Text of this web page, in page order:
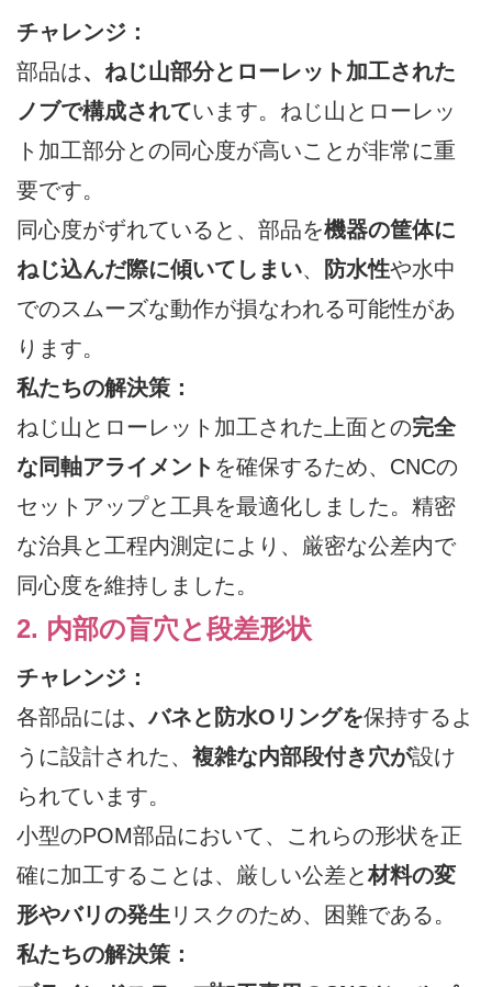
チャレンジ：
部品は、ねじ山部分とローレット加工された
ノブで構成されています。ねじ山とローレッ
ト加工部分との同心度が高いことが非常に重
要です。
同心度がずれていると、部品を機器の筐体に
ねじ込んだ際に傾いてしまい、 防水性や水中
でのスムーズな動作が損なわれる可能性があ
ります。
私たちの解決策：
ねじ山とローレット加工された上面との完全
な同軸アライメント を確保するため、CNCの
セットアップと工具を最適化しました。精密
な治具と工程内測定により、厳密な公差内で
同心度を維持しました。
2. 内部の盲穴と段差形状
チャレンジ：
各部品には、バネと防水Oリングを保持するよ
うに設計された、 複雑な内部段付き穴が設け
られています。
小型のPOM部品において、これらの形状を正
確に加工することは、厳しい公差と材料の変
形やバリの発生 リスクのため、困難である。
私たちの解決策：